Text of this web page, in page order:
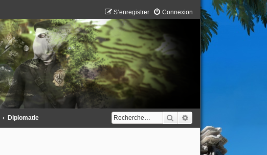
Connexion
S’enregistrer
Rechercher
Diplomatie